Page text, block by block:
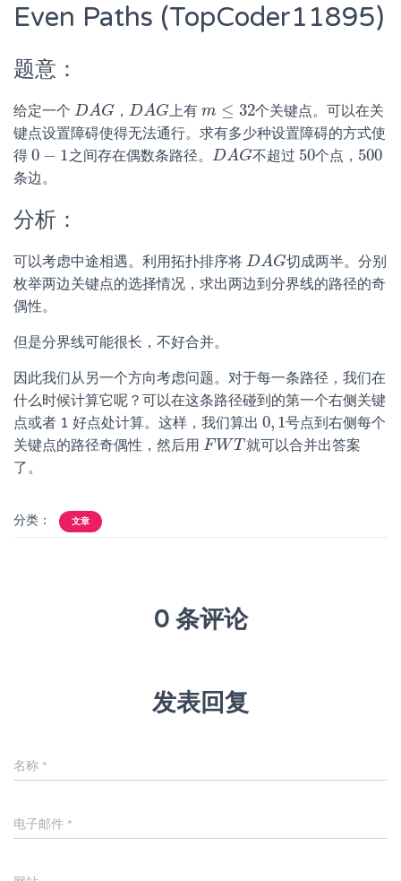
Even Paths (TopCoder11895)
题意：
给定一个 DAG
DAG ， DAG
DAG 上有 m ≤ 32
m≤ 32
个关键点。可以在关
键点设置障碍使得无法通行。求有多少种设置障碍的方式使
得 0 − 1
0 −1 之间存在偶数条路径。 DAG
DAG 不超过 50
50个点， 500
500
条边。
分析：
可以考虑中途相遇。利用拓扑排序将 DAG
DAG 切成两半。分别
枚举两边关键点的选择情况，求出两边到分界线的路径的奇
偶性。
但是分界线可能很长，不好合并。
因此我们从另一个方向考虑问题。对于每一条路径，我们在
什么时候计算它呢？可以在这条路径碰到的第一个右侧关键
点或者 1 好点处计算。这样，我们算出 0, 1
0, 1号点到右侧每个
关键点的路径奇偶性，然后用 F WT
FWT
就可以合并出答案
了。
分类： 文章
0 条评论
发表回复
名称 *
电子邮件 *